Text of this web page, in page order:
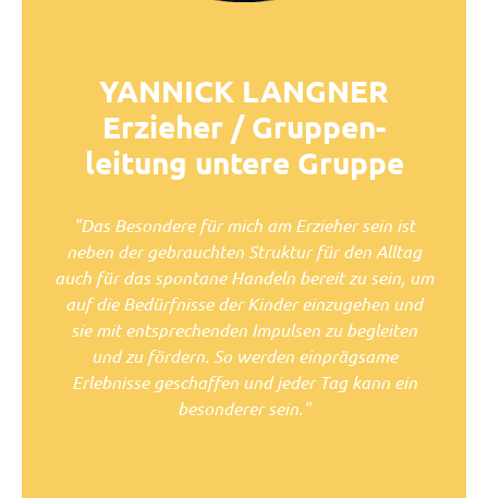
YANNICK LANGNER
Erzieher / Gruppen-
leitung untere Gruppe
"Das Besondere für mich am Erzieher sein ist
neben der gebrauchten Struktur für den Alltag
auch für das spontane Handeln bereit zu sein, um
auf die Bedürfnisse der Kinder einzugehen und
sie mit entsprechenden Impulsen zu begleiten
und zu fördern. So werden einprägsame
Erlebnisse geschaffen und jeder Tag kann ein
besonderer sein."